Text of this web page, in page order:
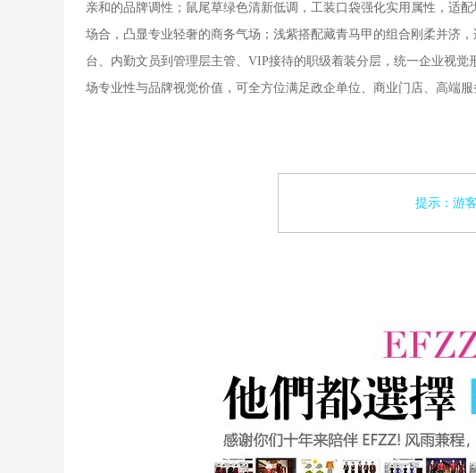
亲和的品牌调性；鼠尾草绿色清新低调，工装口袋强化实用属性，适
场合，凸显专业轻奢的商务气场；浅紫搭配藏青马甲的组合刚柔并济
台、内勤文员到管理层主管、VIP接待的职级着装分层，统一企业视
场专业性与品牌视觉价值，可全方位满足政企单位、商业门店、高端服
提示：游